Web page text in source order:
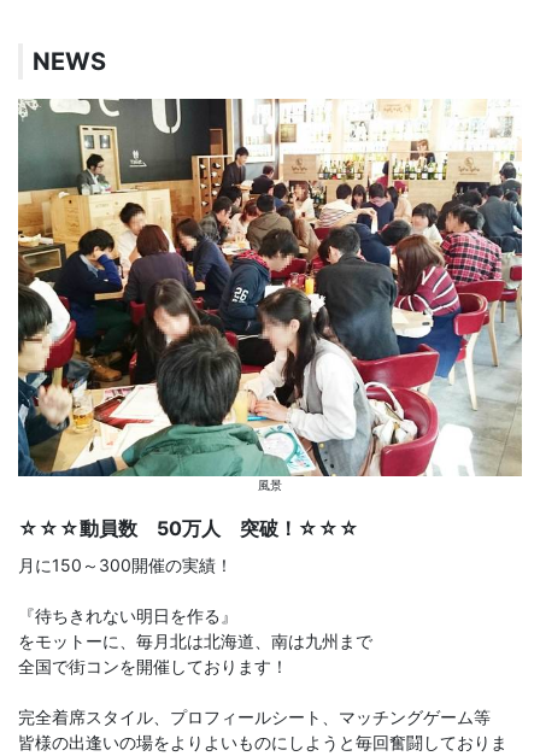
NEWS
風景
☆☆☆動員数 50万人 突破！☆☆☆
月に150～300開催の実績！
『待ちきれない明日を作る』
をモットーに、毎月北は北海道、南は九州まで
全国で街コンを開催しております！
完全着席スタイル、プロフィールシート、マッチングゲーム等
皆様の出逢いの場をよりよいものにしようと毎回奮闘しておりま